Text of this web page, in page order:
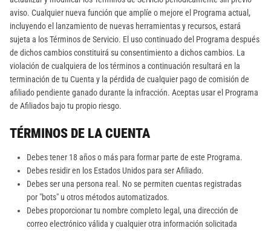
aviso. Cualquier nueva función que amplíe o mejore el Programa actual,
incluyendo el lanzamiento de nuevas herramientas y recursos, estará
sujeta a los Términos de Servicio. El uso continuado del Programa después
de dichos cambios constituirá su consentimiento a dichos cambios. La
violación de cualquiera de los términos a continuación resultará en la
terminación de tu Cuenta y la pérdida de cualquier pago de comisión de
afiliado pendiente ganado durante la infracción. Aceptas usar el Programa
de Afiliados bajo tu propio riesgo.
TÉRMINOS DE LA CUENTA
Debes tener 18 años o más para formar parte de este Programa.
Debes residir en los Estados Unidos para ser Afiliado.
Debes ser una persona real. No se permiten cuentas registradas
por "bots" u otros métodos automatizados.
Debes proporcionar tu nombre completo legal, una dirección de
correo electrónico válida y cualquier otra información solicitada